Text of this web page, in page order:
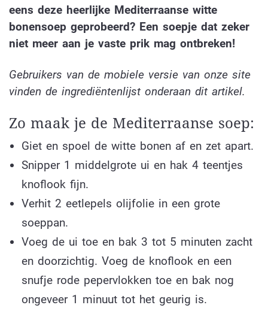
eens deze heerlijke Mediterraanse witte
bonensoep geprobeerd? Een soepje dat zeker
niet meer aan je vaste prik mag ontbreken!
Gebruikers van de mobiele versie van onze site
vinden de ingrediëntenlijst onderaan dit artikel.
Zo maak je de Mediterraanse soep:
Giet en spoel de witte bonen af en zet apart.
Snipper 1 middelgrote ui en hak 4 teentjes
knoflook fijn.
Verhit 2 eetlepels olijfolie in een grote
soeppan.
Voeg de ui toe en bak 3 tot 5 minuten zacht
en doorzichtig. Voeg de knoflook en een
snufje rode pepervlokken toe en bak nog
ongeveer 1 minuut tot het geurig is.